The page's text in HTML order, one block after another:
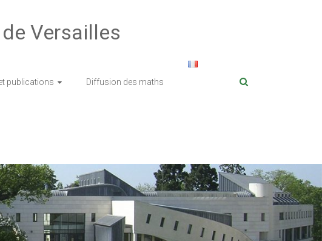
Versailles
publications Diffusion des maths